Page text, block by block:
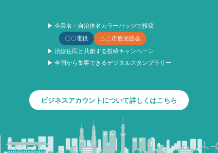
▶ 企業名・自治体名カラーバッジで投稿
〇〇電鉄
△△市観光協会
▶ 沿線住民と共創する投稿キャンペーン
▶ 全国から集客できるデジタルスタンプラリー
ビジネスアカウントについて詳しくはこちら